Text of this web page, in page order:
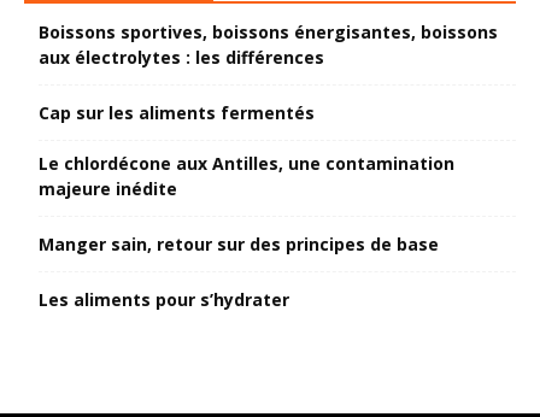
Boissons sportives, boissons énergisantes, boissons
aux électrolytes : les différences
Cap sur les aliments fermentés
Le chlordécone aux Antilles, une contamination
majeure inédite
Manger sain, retour sur des principes de base
Les aliments pour s’hydrater